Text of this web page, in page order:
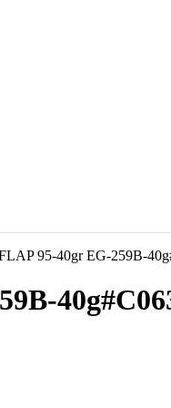
95-40gr EG-259B-